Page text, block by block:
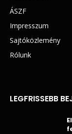
ÁSZF
Impresszum
Sajtóközlemény
Rólunk
LEGFRISSEBB